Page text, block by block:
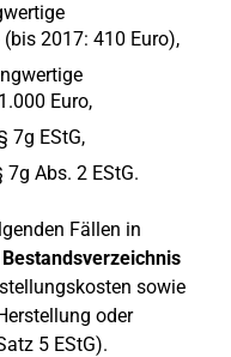
2017: 410 Euro),
Euro,
7g EStG,
Abs. 2 EStG.
Fällen in
Bestandsverzeichnis
sowie
oder
5 EStG).